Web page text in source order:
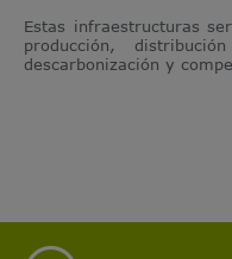
Estas infraestructuras
producción,
descarbonización y